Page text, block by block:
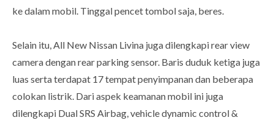
ke dalam mobil. Tinggal pencet tombol saja, beres.
Selain itu, All New Nissan Livina juga dilengkapi rear view
camera dengan rear parking sensor. Baris duduk ketiga juga
luas serta terdapat 17 tempat penyimpanan dan beberapa
colokan listrik. Dari aspek keamanan mobil ini juga
dilengkapi Dual SRS Airbag, vehicle dynamic control &